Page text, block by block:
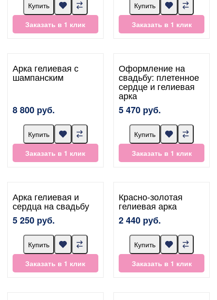
Купить
Заказать в 1 клик
Купить
Заказать в 1 клик
Арка гелиевая с
шампанским
8 800 руб.
Купить
Заказать в 1 клик
Оформление на
свадьбу: плетенное
сердце и гелиевая
арка
5 470 руб.
Купить
Заказать в 1 клик
Арка гелиевая и
сердца на свадьбу
5 250 руб.
Купить
Заказать в 1 клик
Красно-золотая
гелиевая арка
2 440 руб.
Купить
Заказать в 1 клик